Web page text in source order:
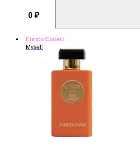
0 ₽
Enrico Coveri
Myself